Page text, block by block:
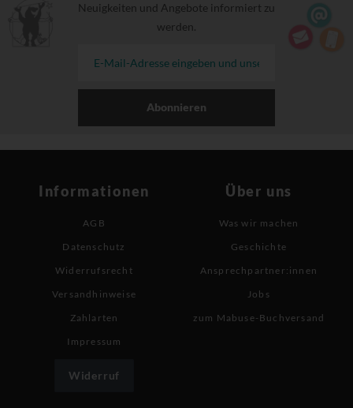
Neuigkeiten und Angebote informiert zu
werden.
Abonnieren
Informationen
AGB
Datenschutz
Widerrufsrecht
Versandhinweise
Zahlarten
Impressum
Widerruf
Über uns
Was wir machen
Geschichte
Ansprechpartner:innen
Jobs
zum Mabuse-Buchversand